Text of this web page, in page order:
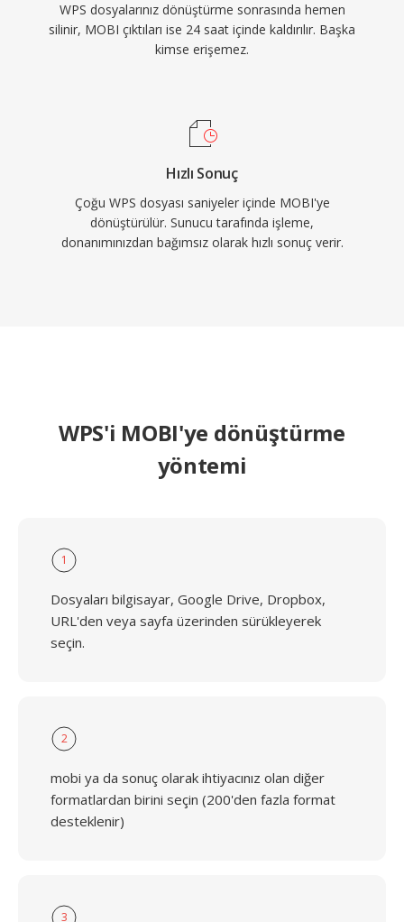
WPS dosyalarınız dönüştürme sonrasında hemen
silinir, MOBI çıktıları ise 24 saat içinde kaldırılır. Başka
kimse erişemez.
Hızlı Sonuç
Çoğu WPS dosyası saniyeler içinde MOBI'ye
dönüştürülür. Sunucu tarafında işleme,
donanımınızdan bağımsız olarak hızlı sonuç verir.
WPS'i MOBI'ye dönüştürme
yöntemi
1
Dosyaları bilgisayar, Google Drive, Dropbox,
URL'den veya sayfa üzerinden sürükleyerek
seçin.
2
mobi ya da sonuç olarak ihtiyacınız olan diğer
formatlardan birini seçin (200'den fazla format
desteklenir)
3